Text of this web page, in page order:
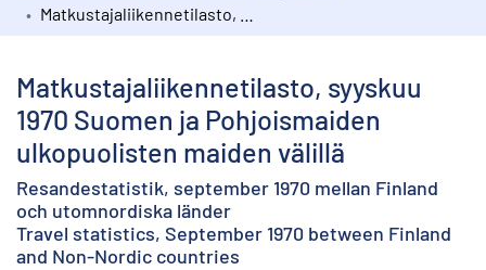
Kokoelmat
Matkustajaliikennetilasto, syyskuu
1970 Suomen ja Pohjoismaiden
ulkopuolisten maiden välillä
Resandestatistik, september 1970 mellan Finland
och utomnordiska länder
Travel statistics, September 1970 between Finland
and Non-Nordic countries